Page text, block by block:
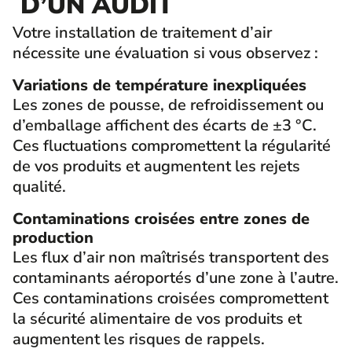
Votre installation de traitement d’air
nécessite une évaluation si vous observez :
Variations de température inexpliquées
Les zones de pousse, de refroidissement ou
d’emballage affichent des écarts de ±3 °C.
Ces fluctuations compromettent la régularité
de vos produits et augmentent les rejets
qualité.
Contaminations croisées entre zones de
production
Les flux d’air non maîtrisés transportent des
contaminants aéroportés d’une zone à l’autre.
Ces contaminations croisées compromettent
la sécurité alimentaire de vos produits et
augmentent les risques de rappels.